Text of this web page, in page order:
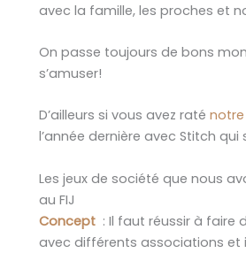
avec la famille, les proches et
On passe toujours de bons
s’amuser!
D’ailleurs si vous avez raté notre
l’année dernière avec Stitch qui
Les jeux de société que nous
au FIJ
Concept : Il faut réussir à faire
avec différents associations et